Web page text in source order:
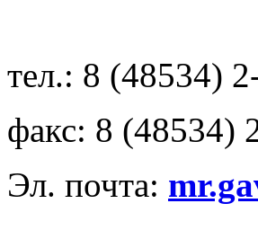
тел.: 8 (48534)
факс: 8 (48534)
Эл. почта: